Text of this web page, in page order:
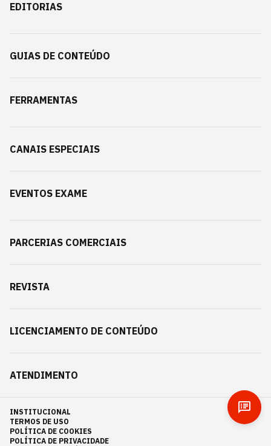
EDITORIAS
GUIAS DE CONTEÚDO
FERRAMENTAS
CANAIS ESPECIAIS
EVENTOS EXAME
PARCERIAS COMERCIAIS
REVISTA
LICENCIAMENTO DE CONTEÚDO
ATENDIMENTO
INSTITUCIONAL
TERMOS DE USO
POLÍTICA DE COOKIES
POLÍTICA DE PRIVACIDADE